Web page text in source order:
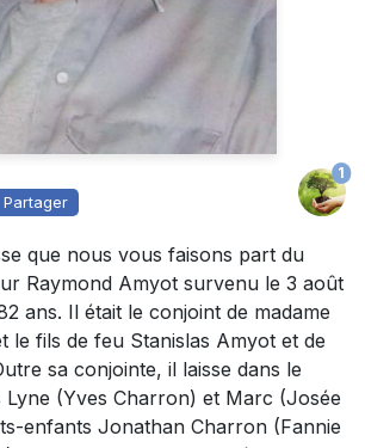
Partager
1
que nous vous faisons part du
Raymond Amyot survenu le 3 août
ans. Il était le conjoint de madame
le fils de feu Stanislas Amyot et de
sa conjointe, il laisse dans le
Lyne (Yves Charron) et Marc (Josée
enfants Jonathan Charron (Fannie